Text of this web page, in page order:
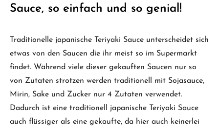
Sauce, so einfach und so genial!
Traditionelle japanische Teriyaki Sauce unterscheidet sich
etwas von den Saucen die ihr meist so im Supermarkt
findet. Während viele dieser gekauften Saucen nur so
von Zutaten strotzen werden traditionell mit Sojasauce,
Mirin, Sake und Zucker nur 4 Zutaten verwendet.
Dadurch ist eine traditionell japanische Teriyaki Sauce
auch flüssiger als eine gekaufte, da hier auch keinerlei